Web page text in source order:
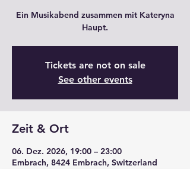
Ein Musikabend zusammen mit Kateryna
Haupt.
Tickets are not on sale
See other events
Zeit & Ort
06. Dez. 2026, 19:00 – 23:00
Embrach, 8424 Embrach, Switzerland